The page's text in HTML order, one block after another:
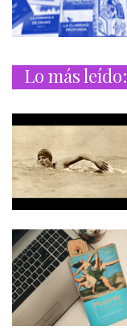
Lo más leído: